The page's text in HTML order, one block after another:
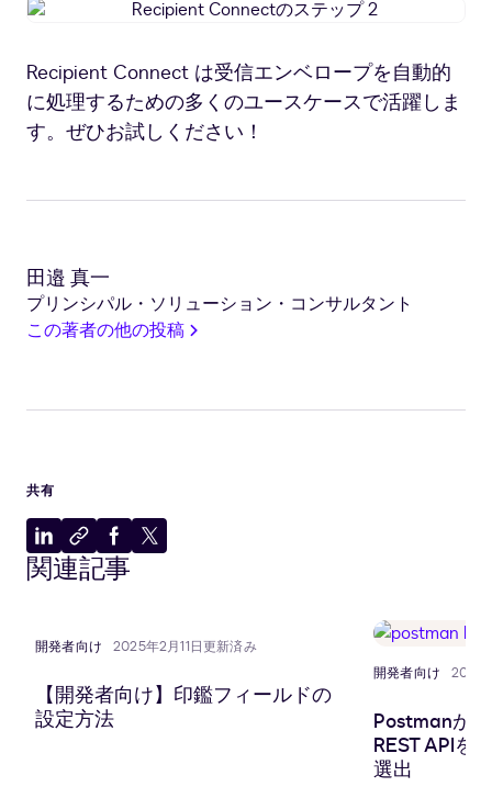
Recipient
の
ス
テ
ッ
Recipient Connect は受信エンベロープを自動的
に処理するための多くのユースケースで活躍しま
す。ぜひお試しください！
田邉 真一
プリンシパル・ソリューション・コンサルタント
この著者の他の投稿
共有
LinkedIn
に
ク
リ
ボ
ド
に
Facebook
に
X
関連記事
開発者向け 2025年2月11日更新済み
【開発者向け】印鑑フィールドの
設定方法
開発者向け 2023
Postmanが
REST APIを
選出